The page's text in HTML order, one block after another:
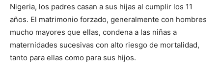
Nigeria, los padres casan a sus hijas al cumplir los 11
años. El matrimonio forzado, generalmente con hombres
mucho mayores que ellas, condena a las niñas a
maternidades sucesivas con alto riesgo de mortalidad,
tanto para ellas como para sus hijos.